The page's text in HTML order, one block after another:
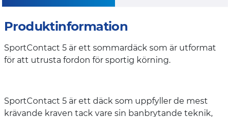
Produktinformation
SportContact 5 är ett sommardäck som är utformat
för att utrusta fordon för sportig körning.
SportContact 5 är ett däck som uppfyller de mest
krävande kraven tack vare sin banbrytande teknik,